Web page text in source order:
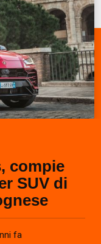
compie
SUV di
fa